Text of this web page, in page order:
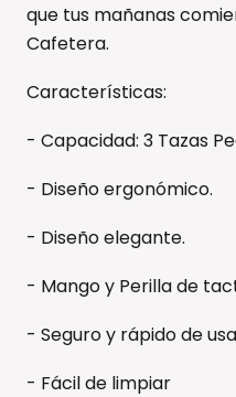
que tus mañanas
Cafetera.
Características:
- Capacidad: 3 Tazas
- Diseño ergonómico.
- Diseño elegante.
- Mango y Perilla de
- Seguro y rápido de
- Fácil de limpiar